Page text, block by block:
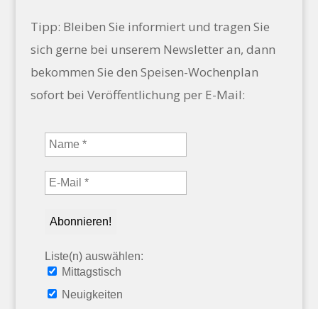
Tipp: Bleiben Sie informiert und tragen Sie
sich gerne bei unserem Newsletter an, dann
bekommen Sie den Speisen-Wochenplan
sofort bei Veröffentlichung per E-Mail:
Liste(n) auswählen:
Mittagstisch
Neuigkeiten